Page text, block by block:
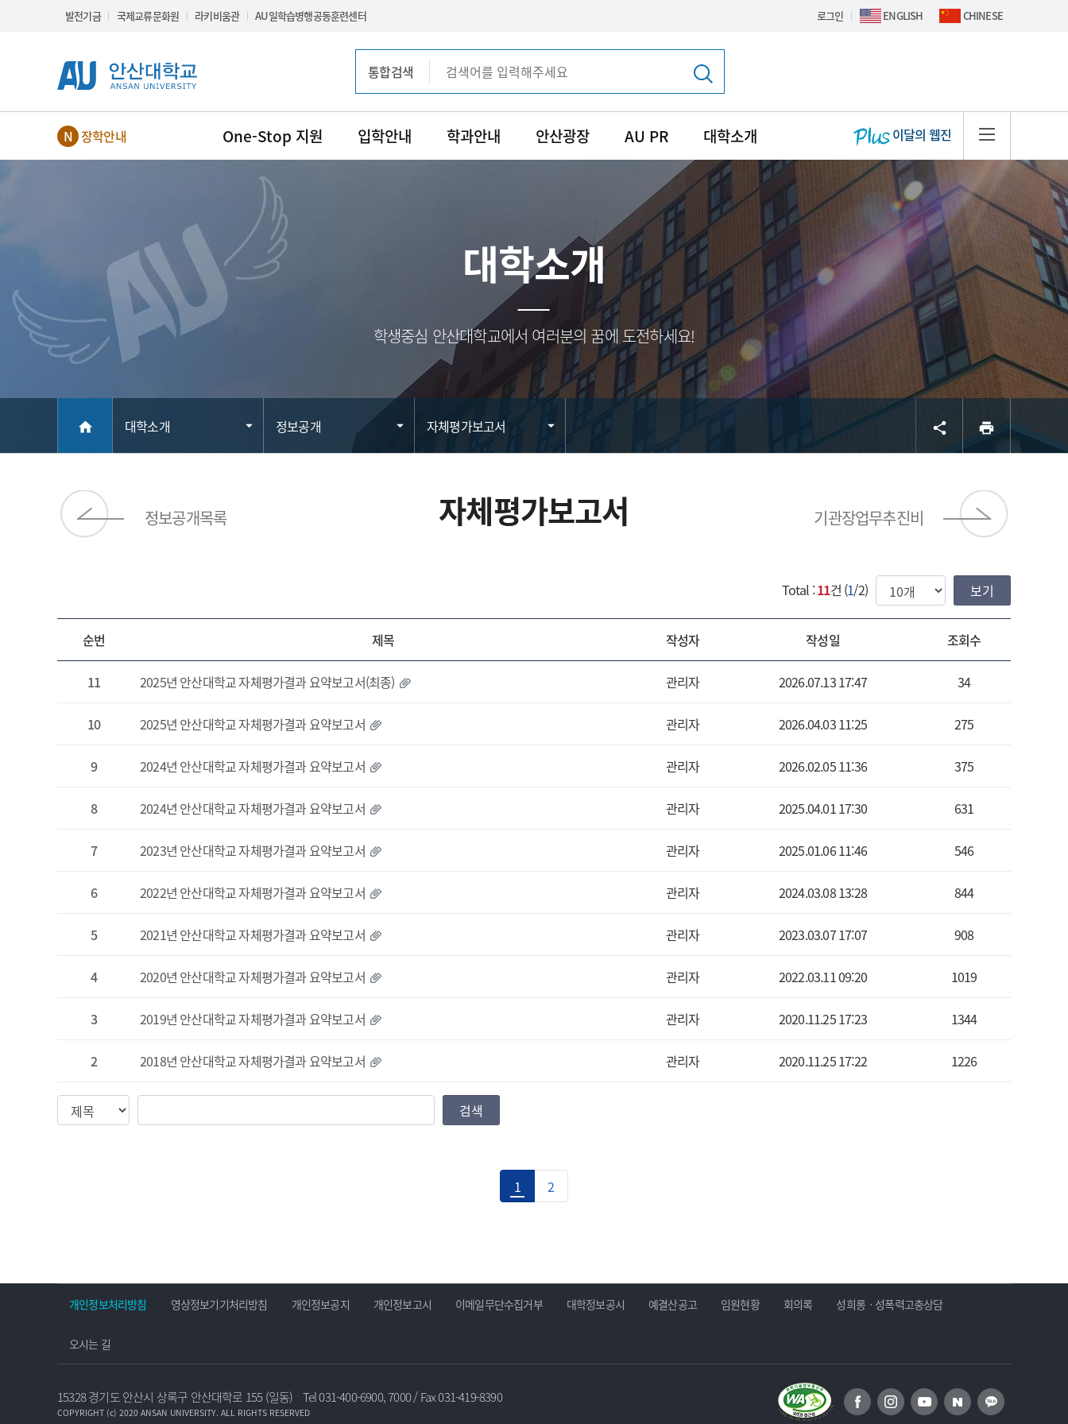
Skip Menu
발전기금 국제교류문화원 라키비움관 AU일학습병행공동훈련센터 로그인 ENGLISH CHINESE
통합검색
통합검색
NEW장학안내 One-Stop 지원 입학안내 학과안내 안산광장 AU PR 대학소개 이달의 웹진 사이트맵
대학소개
학생중심 안산대학교에서 여러분의 꿈에 도전하세요!
서브
home 대학소개 정보공개 자체평가보고서 share print 프린트
정보공개목록 자체평가보고서 기관장업무추진비
Total :11건 (1/2) 한번에 보여질 게시물 갯수
순번 제목 작성자 작성일 조회수
11 2025년 안산대학교 자체평가결과 요약보고서(최종) 관리자 2026.07.13 17:47 34
10 2025년 안산대학교 자체평가결과 요약보고서 관리자 2026.04.03 11:25 275
9 2024년 안산대학교 자체평가결과 요약보고서 관리자 2026.02.05 11:36 375
8 2024년 안산대학교 자체평가결과 요약보고서 관리자 2025.04.01 17:30 631
7 2023년 안산대학교 자체평가결과 요약보고서 관리자 2025.01.06 11:46 546
6 2022년 안산대학교 자체평가결과 요약보고서 관리자 2024.03.08 13:28 844
5 2021년 안산대학교 자체평가결과 요약보고서 관리자 2023.03.07 17:07 908
4 2020년 안산대학교 자체평가결과 요약보고서 관리자 2022.03.11 09:20 1019
3 2019년 안산대학교 자체평가결과 요약보고서 관리자 2020.11.25 17:23 1344
2 2018년 안산대학교 자체평가결과 요약보고서 관리자 2020.11.25 17:22 1226
검색조건 검색값 검색
1 2
개인정보처리방침 영상정보기기처리방침 개인정보공지 개인정보고시 이메일무단수집거부 대학정보공시 예결산공고 임원현황 회의록 성희롱ㆍ성폭력고충상담
오시는 길
15328 경기도 안산시 상록구 안산대학로 155 (일동) Tel 031-400-6900, 7000 / Fax 031-419-8390
COPYRIGHT (c) 2020 ANSAN UNIVERSITY. ALL RIGHTS RESERVED